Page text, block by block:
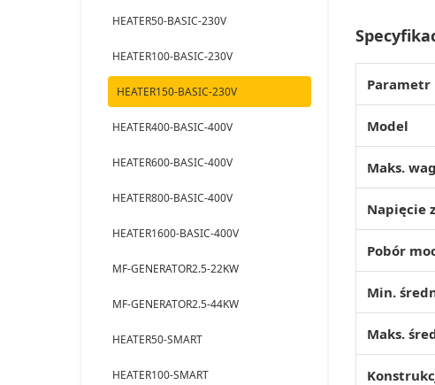
HEATER50-BASIC-230V
HEATER100-BASIC-230V
HEATER150-BASIC-230V
HEATER400-BASIC-400V
HEATER600-BASIC-400V
HEATER800-BASIC-400V
HEATER1600-BASIC-400V
MF-GENERATOR2.5-22KW
MF-GENERATOR2.5-44KW
HEATER50-SMART
HEATER100-SMART
Parametr
Model
Maks.
Napięcie
Pobór
Min.
Maks.